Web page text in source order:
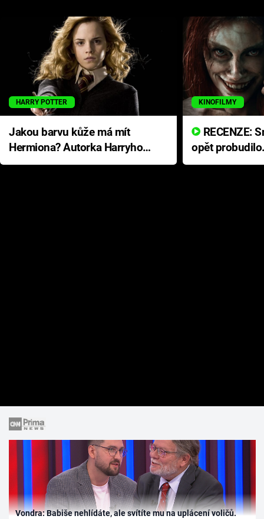
HARRY POTTER
Jakou barvu kůže má mít
Hermiona? Autorka Harryho
Pottera přišla s ráznou
KINOFILMY
opět
přichází s
Vondra: Babiše nehlídáte, ale svítíte mu na uplácení voličů.